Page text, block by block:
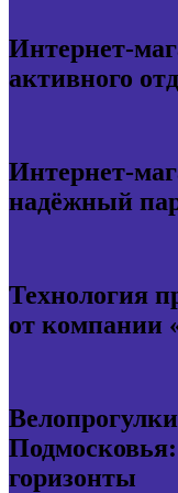
Интернет-
активного
Интернет-
надёжный
Технология
от компании
горизонты